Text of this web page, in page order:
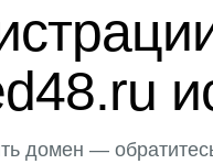
домен —